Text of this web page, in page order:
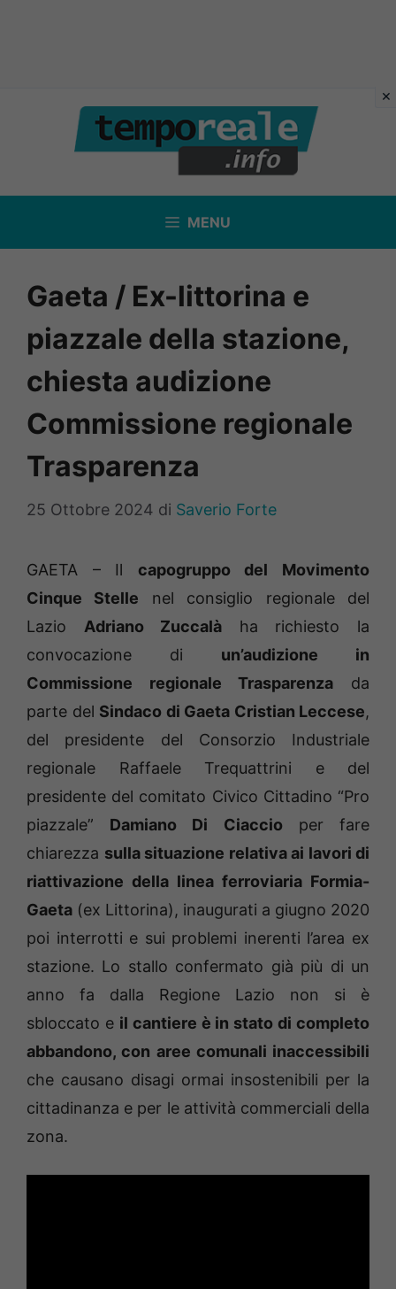
contenuto
MENU
Gaeta / Ex-littorina e
piazzale della stazione,
chiesta audizione
Commissione regionale
Trasparenza
25 Ottobre 2024 di Saverio Forte
GAETA – Il capogruppo del Movimento
Cinque Stelle nel consiglio regionale del
Lazio Adriano Zuccalà ha richiesto la
convocazione di un’audizione in
Commissione regionale Trasparenza da
parte del Sindaco di Gaeta Cristian Leccese,
del presidente del Consorzio Industriale
regionale Raffaele Trequattrini e del
presidente del comitato Civico Cittadino “Pro
piazzale” Damiano Di Ciaccioper fare
chiarezza sulla situazione relativa ai lavori di
riattivazione della linea ferroviaria Formia-
Gaeta (ex Littorina), inaugurati a giugno 2020
poi interrotti e sui problemi inerenti l’area ex
stazione. Lo stallo confermato già più di un
anno fa dalla Regione Lazio non si è
sbloccato e il cantiere è in stato di completo
abbandono, con aree comunali inaccessibili
che causano disagi ormai insostenibili per la
cittadinanza e per le attività commerciali della
zona.